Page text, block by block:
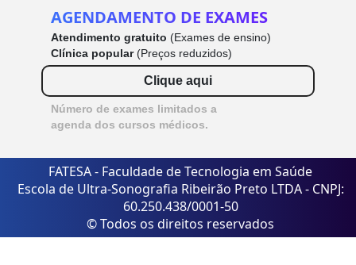
AGENDAMENTO DE EXAMES
Atendimento gratuito (Exames de ensino)
Clínica popular(Preços reduzidos)
Clique aqui
Número de exames limitados a
agenda dos cursos médicos.
FATESA - Faculdade de Tecnologia em Saúde
Escola de Ultra-Sonografia Ribeirão Preto LTDA - CNPJ:
60.250.438/0001-50
© Todos os direitos reservados